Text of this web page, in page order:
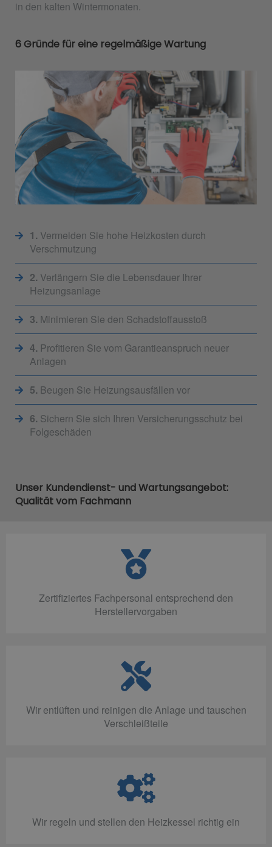
in den kalten Wintermonaten.
6 Gründe für eine regelmäßige Wartung
1. Vermeiden Sie hohe Heizkosten durch
Verschmutzung
2. Verlängern Sie die Lebensdauer Ihrer
Heizungsanlage
3. Minimieren Sie den Schadstoffausstoß
4. Profitieren Sie vom Garantieanspruch neuer
Anlagen
5. Beugen Sie Heizungsausfällen vor
6. Sichern Sie sich Ihren Versicherungsschutz bei
Folgeschäden
Unser Kundendienst- und Wartungsangebot:
Qualität vom Fachmann
Zertifiziertes Fachpersonal entsprechend den
Herstellervorgaben
Wir entlüften und reinigen die Anlage und tauschen
Verschleißteile
Wir regeln und stellen den Heizkessel richtig ein